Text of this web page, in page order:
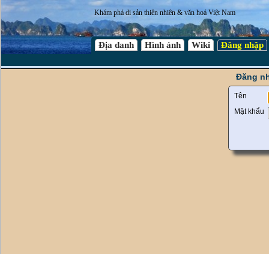
Khám phá di sản thiên nhiên & văn hoá Việt Nam
Địa danh Hình ảnh Wiki Đăng nhập
Đăng
Tên
Mật khẩu